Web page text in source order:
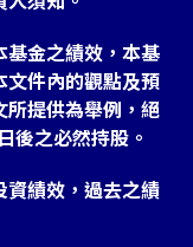
基金之績效，本基
文件內的觀點及預
所提供為舉例，絕
後之必然持股。
資績效，過去之績